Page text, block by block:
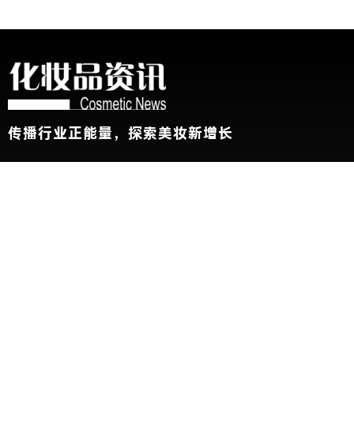
传播行业正能量，探索美妆新增长